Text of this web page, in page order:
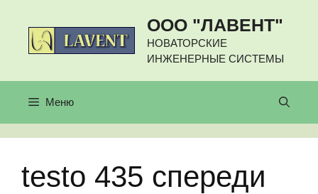
содержимому
ООО "ЛАВЕНТ"
НОВАТОРСКИЕ
ИНЖЕНЕРНЫЕ СИСТЕМЫ
Меню
testo 435 спереди